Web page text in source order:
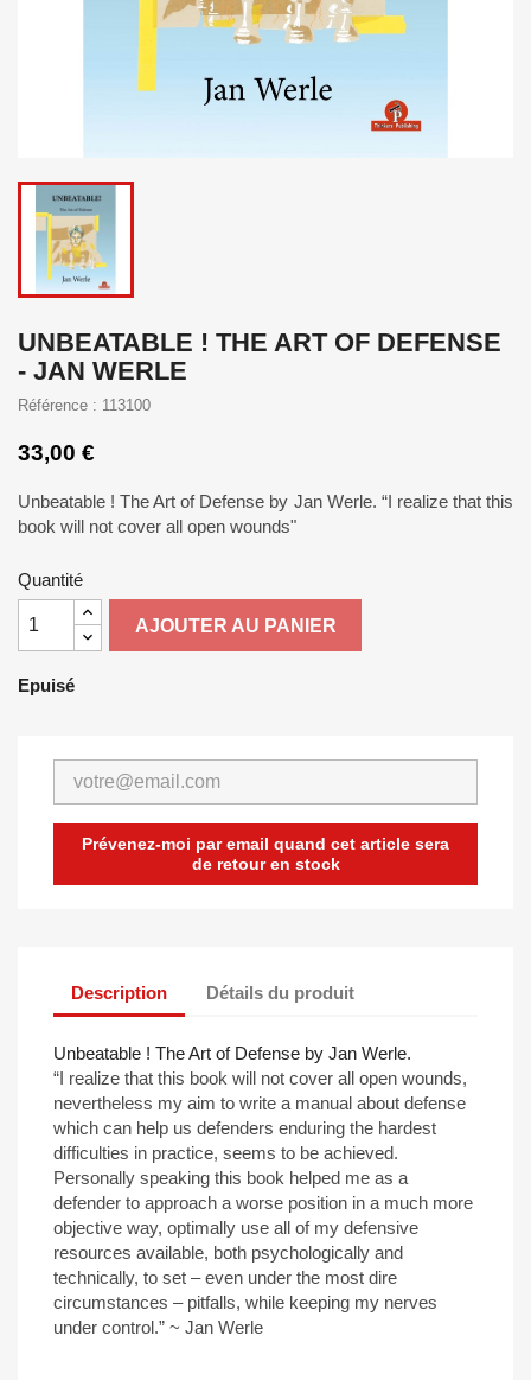
UNBEATABLE ! THE ART OF DEFENSE
- JAN WERLE
Référence : 113100
33,00 €
Unbeatable ! The Art of Defense by Jan Werle. “I realize that this
book will not cover all open wounds"
Quantité
AJOUTER AU PANIER
Epuisé
Prévenez-moi par email quand cet article sera
de retour en stock
Description Détails du produit
Unbeatable ! The Art of Defense by Jan Werle.
“I realize that this book will not cover all open wounds,
nevertheless my aim to write a manual about defense
which can help us defenders enduring the hardest
difficulties in practice, seems to be achieved.
Personally speaking this book helped me as a
defender to approach a worse position in a much more
objective way, optimally use all of my defensive
resources available, both psychologically and
technically, to set – even under the most dire
circumstances – pitfalls, while keeping my nerves
under control.” ~ Jan Werle